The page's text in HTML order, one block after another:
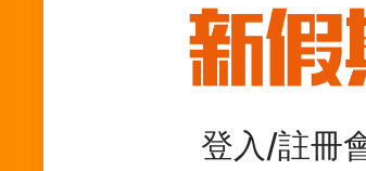
登入/註冊